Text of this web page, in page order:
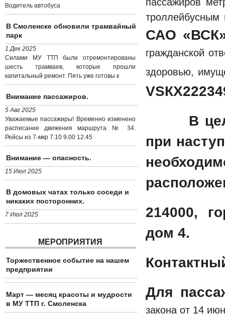
Водитель автобуса
В Смоленске обновили трамвайный
парк
1 Дек 2025
Силами МУ ТТП были отремонтированы
шесть трамваев, которые прошли
капитальный ремонт. Пять уже готовы к
Внимание пассажиров.
5 Авг 2025
Уважаемые пассажиры! Временно изменено
расписание движения маршрута № 34.
Рейсы из 7-мкр 7.10 9.00 12.45
Внимание — опасность.
15 Июл 2025
В домовых чатах только соседи и
никаких посторонних.
7 Июл 2025
МЕРОПРИЯТИЯ
Торжественное событие на нашем
предприятии
Март — месяц красоты и мудрости
в МУ ТТП г. Смоленска
троллейбусным
САО
гражданской
здоровью,
В
при
214000,
дом 4.
Для
закона от 14